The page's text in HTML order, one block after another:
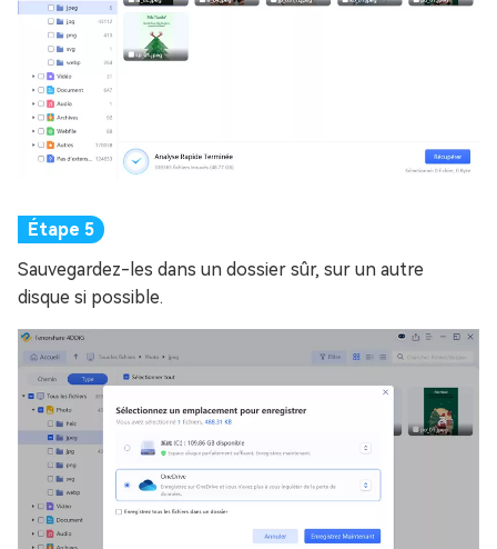
Sauvegardez-les dans un dossier sûr, sur un autre
disque si possible.